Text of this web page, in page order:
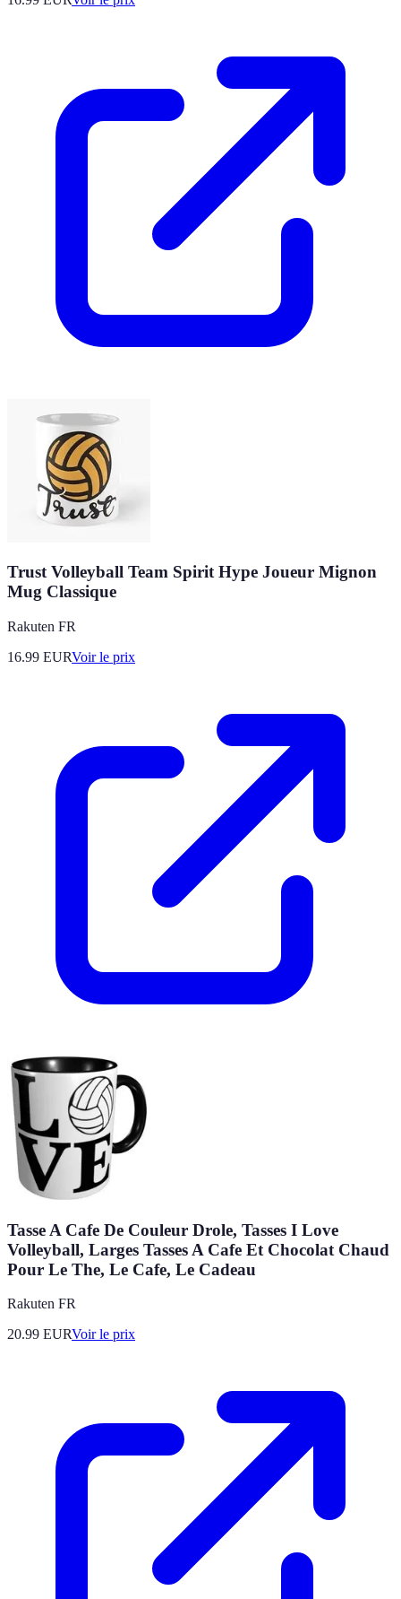
Trust Volleyball Team Spirit Hype Joueur Mignon
Mug Classique
Rakuten FR
16.99 EURVoir le prix
Tasse A Cafe De Couleur Drole, Tasses I Love
Volleyball, Larges Tasses A Cafe Et Chocolat Chaud
Pour Le The, Le Cafe, Le Cadeau
Rakuten FR
20.99 EURVoir le prix